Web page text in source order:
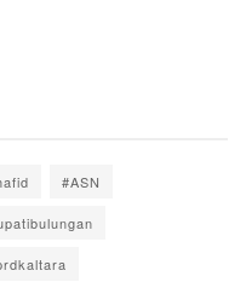
#ASN